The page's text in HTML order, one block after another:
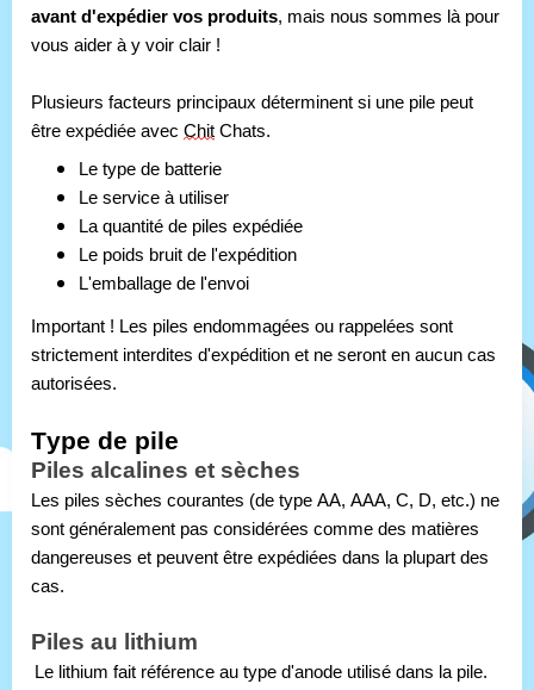
avant d'expédier vos produits, mais nous sommes là pour
vous aider à y voir clair !
Plusieurs facteurs principaux déterminent si une pile peut
être expédiée avec Chit Chats.
Le type de batterie
Le service à utiliser
La quantité de piles expédiée
Le poids bruit de l'expédition
L'emballage de l'envoi
Important ! Les piles endommagées ou rappelées sont
strictement interdites d'expédition et ne seront en aucun cas
autorisées.
Type de pile
Piles alcalines et sèches
Les piles sèches courantes (de type AA, AAA, C, D, etc.) ne
sont généralement pas considérées comme des matières
dangereuses et peuvent être expédiées dans la plupart des
cas.
Piles au lithium
Le lithium fait référence au type d'anode utilisé dans la pile.